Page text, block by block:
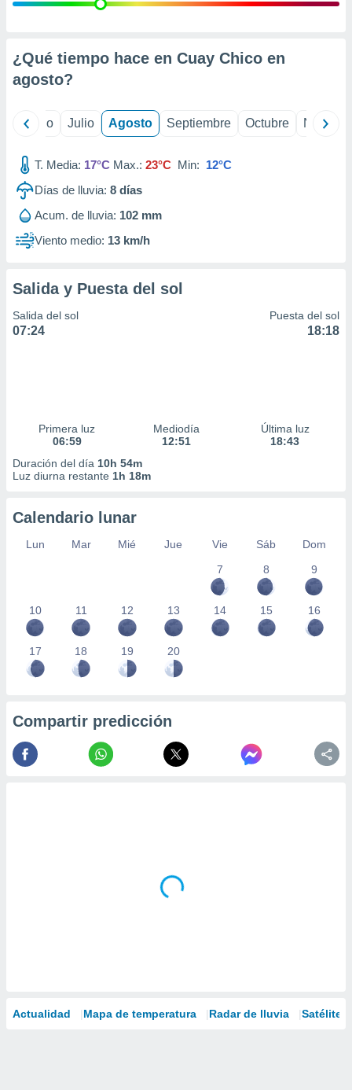
e
mediante
publicidad
de
1199
¿Qué tiempo hace en Cuay Chico en
agosto?
Junio Julio Agosto Septiembre Octubre
T. Media: 17°C Max.: 23°C Min: 12°C
Días de lluvia: 8 días
Acum. de lluvia: 102 mm
Viento medio: 13 km/h
Salida y Puesta del sol
Salida del sol
07:24
Puesta del sol
18:18
Primera luz
06:59
Mediodía
12:51
Última luz
18:43
Duración del día 10h 54m
Luz diurna restante 1h 18m
Calendario lunar
Lun Mar Mié Jue Vie Sáb
Dom
7
8 9
10 11 12 13 14 15 16
17 18 19 20
Compartir predicción
Actualidad Mapa de temperatura Radar de lluvia Satélites